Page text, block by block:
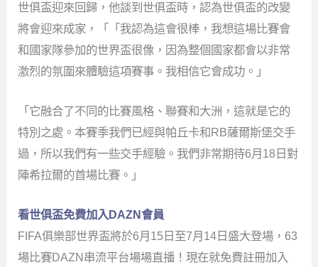
看世俱盃免費加入DAZN會員
FIFA俱樂部世界盃將於6月15日至7月14日盛大登場，63
場比賽DAZN串流平台場場直播！現在就免費註冊加入